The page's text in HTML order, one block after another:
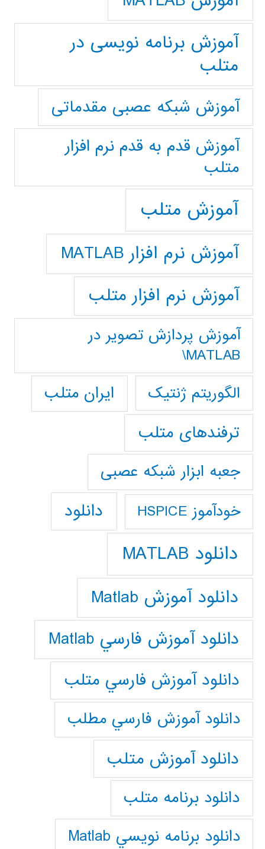
آموزش برنامه نویسی در
متلب
آموزش شبکه عصبی مقدماتی
آموزش قدم به قدم نرم افزار
متلب
آموزش متلب
آموزش نرم افزار MATLAB
آموزش نرم افزار متلب
آموزش پردازش تصوير در
MATLAB\
الگوریتم ژنتیک
ایران متلب
ترفندهای متلب
جعبه ابزار شبکه عصبی
خودآموز HSPICE دانلود
دانلود MATLAB
دانلود آموزش Matlab
دانلود آموزش فارسي Matlab
دانلود آموزش فارسي متلب
دانلود آموزش فارسي مطلب
دانلود آموزش متلب
دانلود برنامه متلب
دانلود برنامه نويسي Matlab